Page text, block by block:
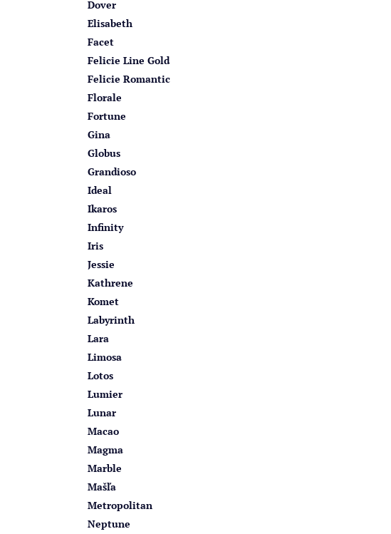
Dover
Elisabeth
Facet
Felicie Line Gold
Felicie Romantic
Florale
Fortune
Gina
Globus
Grandioso
Ideal
Ikaros
Infinity
Iris
Jessie
Kathrene
Komet
Labyrinth
Lara
Limosa
Lotos
Lumier
Lunar
Macao
Magma
Marble
Mašľa
Metropolitan
Neptune